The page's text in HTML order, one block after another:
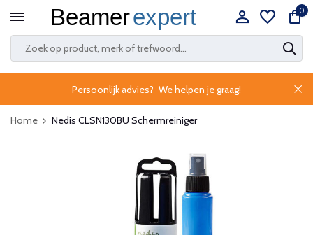
0
Persoonlijk advies? We helpen je graag!
Home Nedis CLSN130BU Schermreiniger